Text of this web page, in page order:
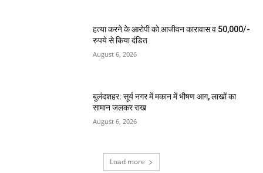
हत्या करने के आरोपी को आजीवन कारावास व 50,000/-
रुपये से किया दंडित
August 6, 2026
बुलंदशहर: सूर्य नगर में मकान में भीषण आग, लाखों का
सामान जलकर राख
August 6, 2026
Load more